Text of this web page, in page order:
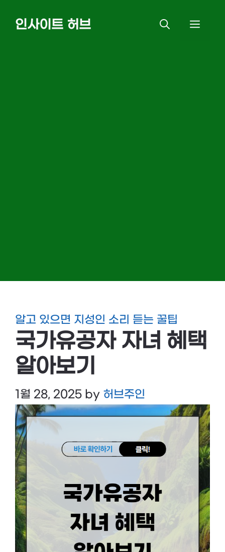
인사이트 허브
알고 있으면 지성인 소리 듣는 꿀팁
국가유공자 자녀 혜택
알아보기
1월 28, 2025 by 허브주인